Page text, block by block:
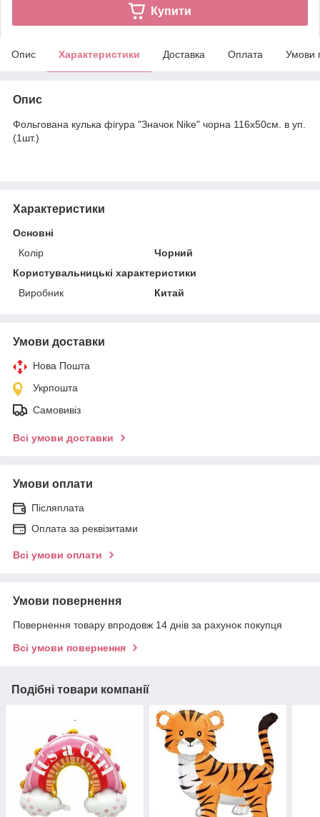
Купити
Опис Характеристики Доставка Оплата Умови
Опис
Фольгована кулька фігура "Значок Nike" чорна 116х50см. в уп.
(1шт.)
Характеристики
Основні
Колір
Чорний
Користувальницькі характеристики
Виробник
Китай
Умови доставки
Нова Пошта
Укрпошта
Самовивіз
Всі умови доставки
Умови оплати
Післяплата
Оплата за реквізитами
Всі умови оплати
Умови повернення
Повернення товару впродовж 14 днів за рахунок покупця
Всі умови повернення
Подібні товари компанії